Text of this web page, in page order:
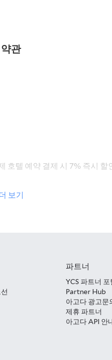
약관
호텔 예약 결제 시 7% 즉시 할
인
할인 혜택이 제공됩니다.
ko-kr/visakorea 에서
생하며, 무이자 할부 서비스
보기
파트너
YCS 파트너 포
Partner Hub
아고다 광고문
제휴 파트너
아고다 API 안